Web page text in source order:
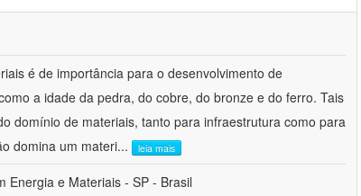
é de importância para o desenvolvimento de
a idade da pedra, do cobre, do bronze e do ferro. Tais
domínio de materiais, tanto para infraestrutura como para
domina um materi... leia mais
Energia e Materiais - SP - Brasil